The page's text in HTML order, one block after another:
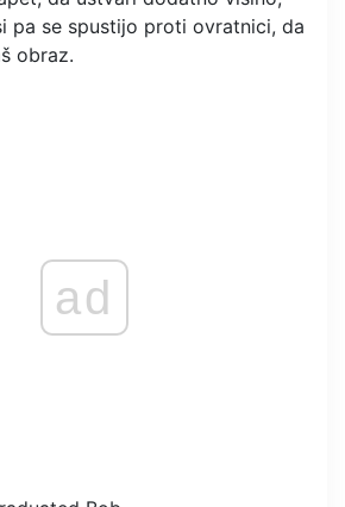
pa se spustijo proti ovratnici, da
obraz.
ad